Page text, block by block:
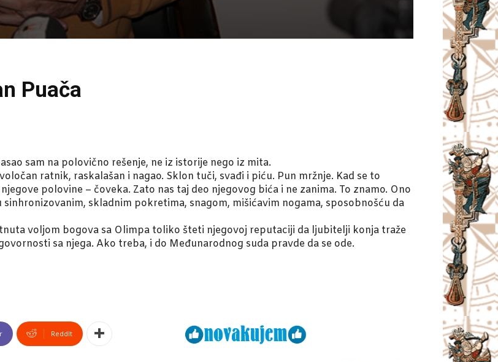
Puača
sam na polovično rešenje, ne iz istorije nego iz mita.
ratnik, raskalašan i nagao. Sklon tuči, svađi i piću. Pun mržnje. Kad se to
polovine – čoveka. Zato nas taj deo njegovog bića i ne zanima. To znamo. Ono
skladnim pokretima, snagom, mišićavim nogama, sposobnošću da
voljom bogova sa Olimpa toliko šteti njegovoj reputaciji da ljubitelji konja traže
sa njega. Ako treba, i do Međunarodnog suda pravde da se ode.
ReddIt